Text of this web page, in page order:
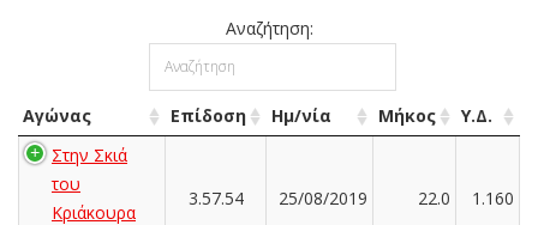
Αναζήτηση:
Αγώνας Επίδοση Ημ/νία Μήκος
Υ.Δ.
Στην Σκιά
του
Κριάκουρα
3.57.54 25/08/2019 22.0 1.160